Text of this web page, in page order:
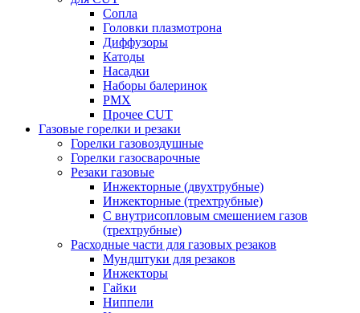
Сопла
Головки плазмотрона
Диффузоры
Катоды
Насадки
Наборы балеринок
PMX
Прочее CUT
Газовые горелки и резаки
Горелки газовоздушные
Горелки газосварочные
Резаки газовые
Инжекторные (двухтрубные)
Инжекторные (трехтрубные)
С внутрисопловым смешением газов
(трехтрубные)
Расходные части для газовых резаков
Мундштуки для резаков
Инжекторы
Гайки
Ниппели